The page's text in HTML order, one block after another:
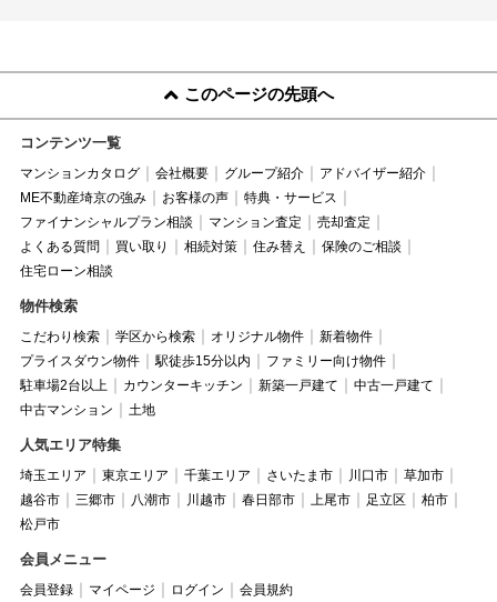
このページの先頭へ
コンテンツ一覧
マンションカタログ 会社概要 グループ紹介
アドバイザー紹介
ME不動産埼京の強み
お客様の声
特典・サービス
ファイナンシャルプラン相談
マンション査定
売却査定
よくある質問
買い取り 相続対策 住み替え
保険のご相談
住宅ローン相談
物件検索
こだわり検索 学区から検索 オリジナル物件
新着物件
プライスダウン物件
駅徒歩15分以内
ファミリー向け物件
駐車場2台以上
カウンターキッチン 新築一戸建て
中古一戸建て
中古マンション
土地
人気エリア特集
埼玉エリア 東京エリア 千葉エリア さいたま市 川口市
草加市
越谷市
三郷市 八潮市 川越市 春日部市 上尾市 足立区
柏市
松戸市
会員メニュー
会員登録 マイページ ログイン 会員規約